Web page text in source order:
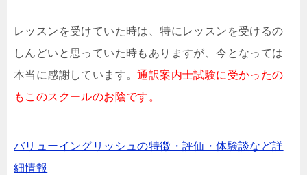
レッスンを受けていた時は、特にレッスンを受けるの
しんどいと思っていた時もありますが、今となっては
本当に感謝しています。通訳案内士試験に受かったの
もこのスクールのお陰です。
バリューイングリッシュの特徴・評価・体験談など詳
細情報